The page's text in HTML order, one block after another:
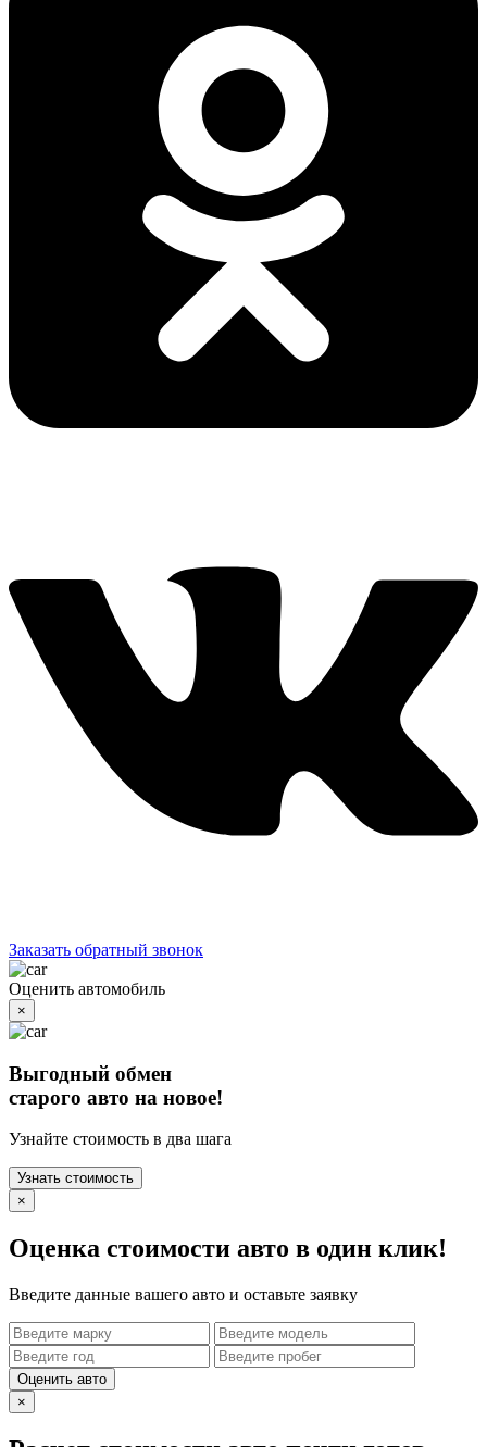
Заказать обратный звонок
Оценить автомобиль
×
Выгодный обмен
старого авто на новое!
Узнайте стоимость в два шага
Узнать стоимость
×
Оценка стоимости авто в один клик!
Введите данные вашего авто и оставьте заявку
Оценить авто
×